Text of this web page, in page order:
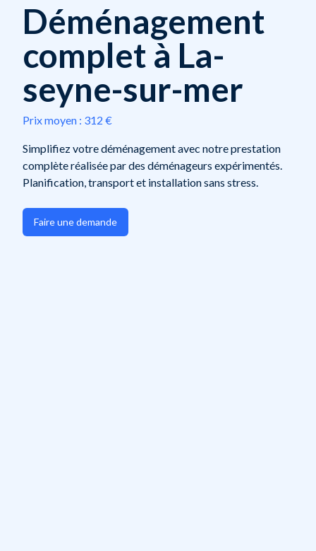
Déménagement
complet à La-
seyne-sur-mer
Prix moyen : 312 €
Simplifiez votre déménagement avec notre prestation
complète réalisée par des déménageurs expérimentés.
Planification, transport et installation sans stress.
Faire une demande